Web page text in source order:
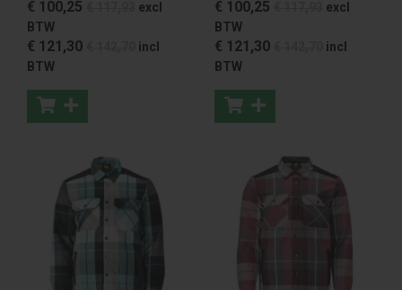
€ 100,25
excl
BTW
€ 121 ,30
incl
BTW
€ 100,25
excl
BTW
€ 121 ,30
incl
BTW